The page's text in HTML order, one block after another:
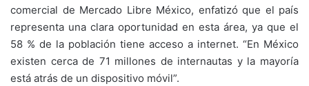
comercial de Mercado Libre México, enfatizó que el país
representa una clara oportunidad en esta área, ya que el
58 % de la población tiene acceso a internet. “En México
existen cerca de 71 millones de internautas y la mayoría
está atrás de un dispositivo móvil”.